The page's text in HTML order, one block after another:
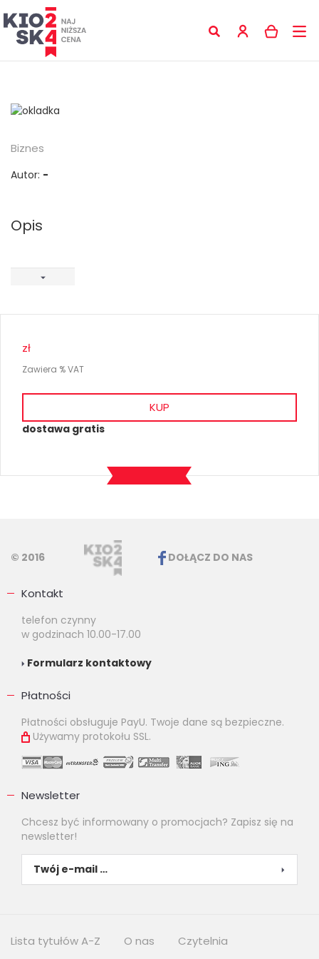
Biznes
Autor: -
Opis
zł
Zawiera % VAT
KUP
dostawa gratis
© 2016 DOŁĄCZ DO NAS
Kontakt
telefon czynny
w godzinach 10.00-17.00
Formularz kontaktowy
Płatności
Płatności obsługuje PayU. Twoje dane są bezpieczne.
Używamy protokołu SSL.
Newsletter
Chcesz być informowany o promocjach? Zapisz się na
newsletter!
Lista tytułów A-Z O nas Czytelnia